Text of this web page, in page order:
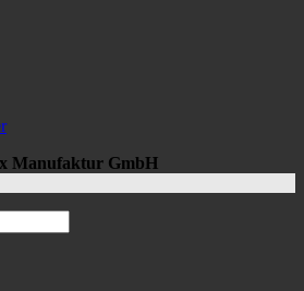
Manufaktur GmbH